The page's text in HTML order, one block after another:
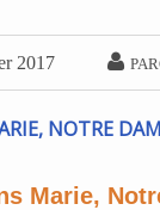
2017 
Marie,